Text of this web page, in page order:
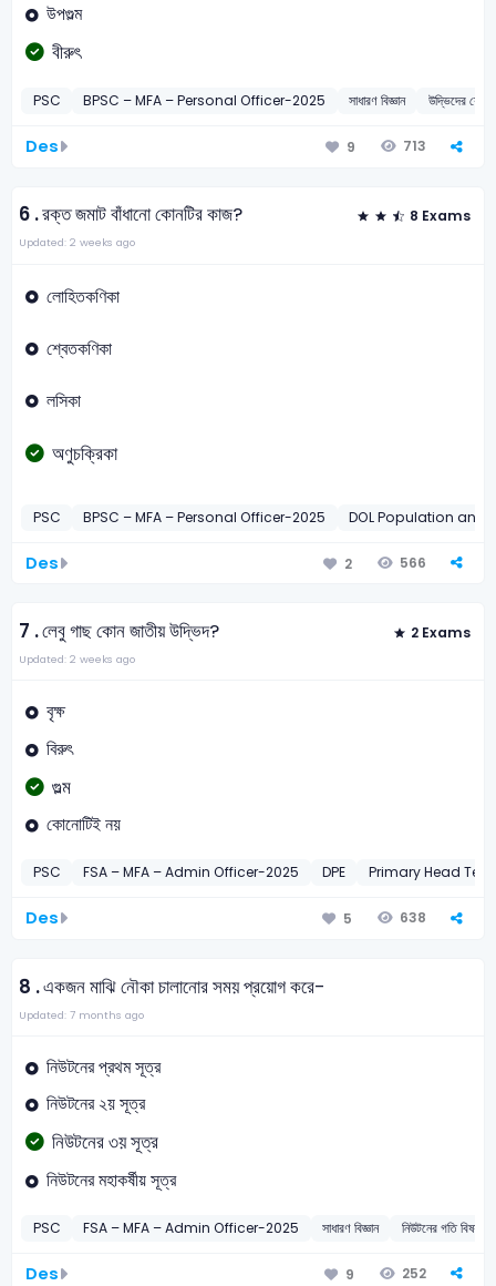
উপগুল্ম
বীরুৎ
PSC BPSC – MFA – Personal Officer-2025 সাধারণ বিজ্ঞান উদ্ভিদের
Des 9 713
6 .রক্ত জমাট বাঁধানো কোনটির কাজ? 8 Exams
Updated: 2 weeks ago
লোহিতকণিকা
শ্বেতকণিকা
লসিকা
অণুচক্রিকা
PSC BPSC – MFA – Personal Officer-2025 DOL Population and
Des 2 566
7 .লেবু গাছ কোন জাতীয় উদ্ভিদ? 2 Exams
Updated: 2 weeks ago
বৃক্ষ
বিরুৎ
গুল্ম
কোনোটিই নয়
PSC FSA – MFA – Admin Officer-2025 DPE Primary Head
Des 5 638
8 .একজন মাঝি নৌকা চালানোর সময় প্রয়োগ করে-
Updated: 7 months ago
নিউটনের প্রথম সূত্র
নিউটনের ২য় সূত্র
নিউটনের ৩য় সূত্র
নিউটনের মহাকর্ষীয় সূত্র
PSC FSA – MFA – Admin Officer-2025 সাধারণ বিজ্ঞান নিউটনের গতি
Des 9 252